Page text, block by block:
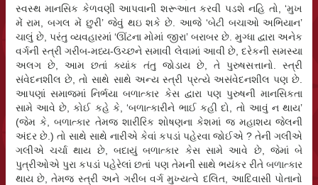
સ્વસ્થ માનસિક કેળવણી આપવાની શરૂઆત કરવી પડશે નહિ તો, ‘મુખ
મેં રામ, બગલ મેં છુરી’ જેવું થઇ શકે છે. આજે ‘બેટી બચાઓ અભિયાન’
ચાલું છે, પરંતુ વ્યવહારમાં ‘ઊંટના મોમાં જીરા’ બરાબર છે. મુગ્ધા દ્વારા અનેક
વર્ગની સ્ત્રી ગરીબ-મધ્ય-ઉચ્છને સમાવી લેવામાં આવી છે, દરેકની સમસ્યા
અલગ છે, આમ છતાં ક્યાંક તંતુ જોડાય છે, તે પુરુષસત્તાનો. સ્ત્રી
સંવેદનશીલ છે, તો સાથે સાથે અન્ય સ્ત્રી પ્રત્યે અસંવેદનશીલ પણ છે.
આપણાં સમાજમાં નિર્ભયા બળાત્કાર કેસ દ્વારા પણ પુરુષની માનસિકતા
સામે આવે છે, કોઈ કહે કે, ‘બળાત્કારીને ભાઈ કહી દો, તો આવું ન થાય’
(જેમ કે, બળાત્કાર તેમજ શારીરિક શોષણના કેશમાં જ મહાશય જેલની
અંદર છે.) તો સાથે સાથે નારીએ કેવાં કપડાં પહેરવા જોઈએ ? તેની ગલીએ
ગલીએ ચર્ચા થાય છે, બદાયું બળાત્કાર કેસ સામે આવે છે, જેમાં બે
પુત્રીઓએ પુરા કપડાં પહેરેલાં છતાં પણ તેમની સાથે ભયંકર રીતે બળાત્કાર
થાય છે, તેમજ સ્ત્રી અને ગરીબ વર્ગ મુખ્યત્વે દલિત, આદિવાસી પોતાનો